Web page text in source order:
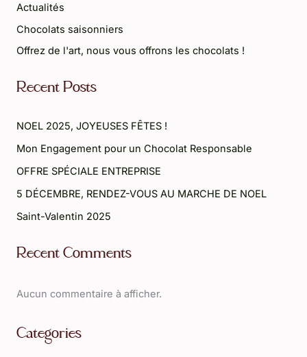
Actualités
Chocolats saisonniers
Offrez de l'art, nous vous offrons les chocolats !
Recent Posts
NOEL 2025, JOYEUSES FÊTES !
Mon Engagement pour un Chocolat Responsable
OFFRE SPÉCIALE ENTREPRISE
5 DÉCEMBRE, RENDEZ-VOUS AU MARCHE DE NOEL
Saint-Valentin 2025
Recent Comments
Aucun commentaire à afficher.
Categories